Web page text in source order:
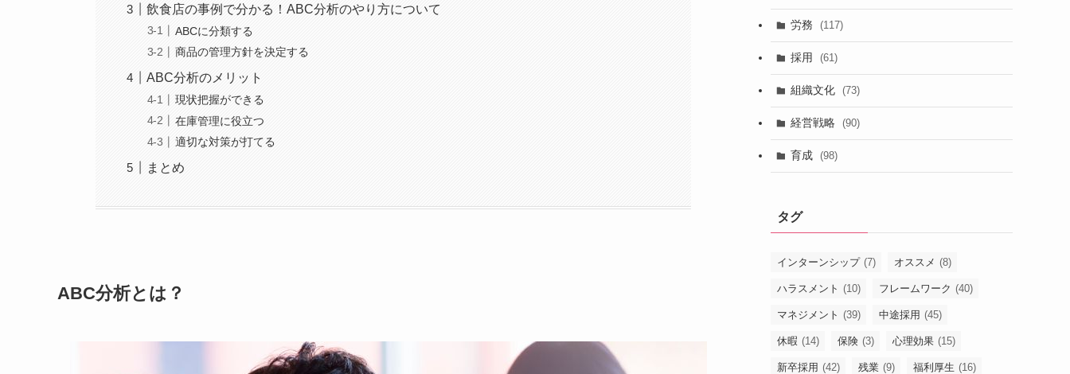
飲食店の事例で分かる！ABC分析のやり方について
ABCに分類する
商品の管理方針を決定する
ABC分析のメリット
現状把握ができる
在庫管理に役立つ
適切な対策が打てる
まとめ
ABC分析とは？
労務 (117)
採用 (61)
組織文化 (73)
経営戦略 (90)
育成 (98)
タグ
インターンシップ (7) オススメ (8)
ハラスメント (10) フレームワーク (40)
マネジメント (39) 中途採用 (45)
休暇 (14) 保険 (3) 心理効果 (15)
新卒採用 (42) 残業 (9) 福利厚生 (16)